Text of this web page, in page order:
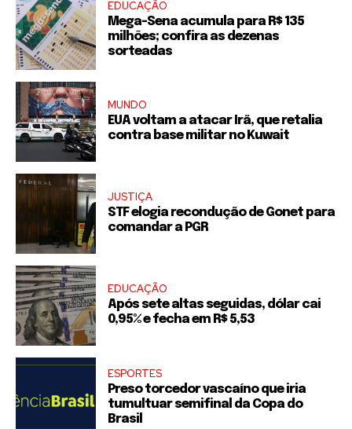
EDUCAÇÃO
Mega-Sena acumula para R$ 135
milhões; confira as dezenas
sorteadas
MUNDO
EUA voltam a atacar Irã, que retalia
contra base militar no Kuwait
JUSTIÇA
STF elogia recondução de Gonet para
comandar a PGR
EDUCAÇÃO
Após sete altas seguidas, dólar cai
0,95% e fecha em R$ 5,53
ESPORTES
Preso torcedor vascaíno que iria
tumultuar semifinal da Copa do
Brasil